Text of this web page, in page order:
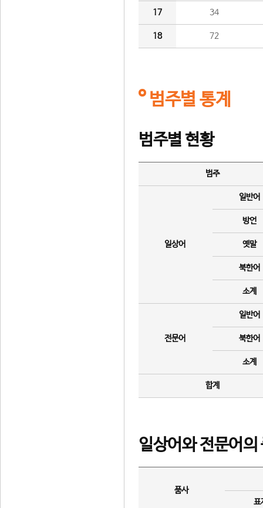
17 34
18 72
범주별 통계
범주별 현황
범주
일상어
일반어
방언
옛말
북한어
소계
전문어
일반어
북한어
소계
합계
일상어와 전문어의
품사
표